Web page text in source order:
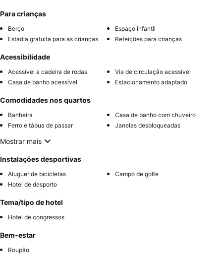
Para crianças
Berço
Espaço infantil
Estadia gratuita para as crianças
Refeições para crianças
Acessibilidade
Acessível a cadeira de rodas
Via de circulação acessível
Casa de banho acessível
Estacionamento adaptado
Comodidades nos quartos
Banheira
Casa de banho com chuveiro
Ferro e tábua de passar
Janelas desbloqueadas
Mostrar mais
Instalações desportivas
Aluguer de bicicletas
Campo de golfe
Hotel de desporto
Tema/tipo de hotel
Hotel de congressos
Bem-estar
Roupão